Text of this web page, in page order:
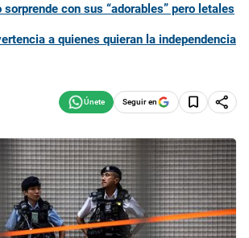
sorprende con sus “adorables” pero letales
a quienes quieran la independencia
Seguir en